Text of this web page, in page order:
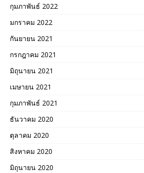
กุมภาพันธ์ 2022
มกราคม 2022
กันยายน 2021
กรกฎาคม 2021
มิถุนายน 2021
เมษายน 2021
กุมภาพันธ์ 2021
ธันวาคม 2020
ตุลาคม 2020
สิงหาคม 2020
มิถุนายน 2020